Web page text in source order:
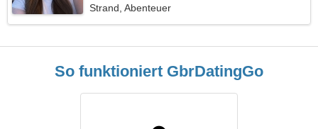
Strand, Abenteuer
So funktioniert GbrDatingGo